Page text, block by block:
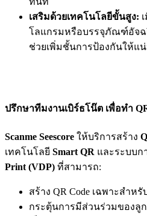
เสริมด้วยเทคโนโลยีขั้นสูง:
โลแกรมหรือบรรจุภัณฑ์อัจฉริ
ช่วยเพิ่มชั้นการป้องกันให้แ
ปรึกษาทีมงานเบิร์ธโน๊ต เพื่อทำ
Scanme Seescore ให้บริการสร้าง
เทคโนโลยี Smart QR และระบบ
Print (VDP) ที่สามารถ:
สร้าง QR Code เฉพาะสำห
กระตุ้นการมีส่วนร่วมของลูกค้